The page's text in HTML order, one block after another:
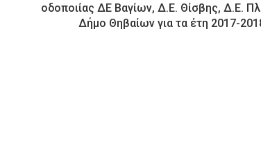
οδοποιίας ΔΕ Βαγίων, Δ.Ε. Θίσβης, Δ.Ε.
Δήμο Θηβαίων για τα έτη 2017-